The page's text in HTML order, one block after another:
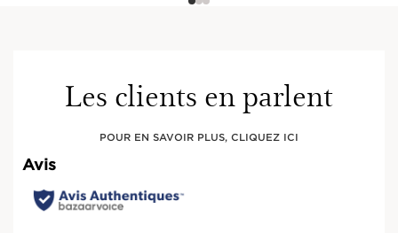
Les clients en parlent
POUR EN SAVOIR PLUS, CLIQUEZ ICI